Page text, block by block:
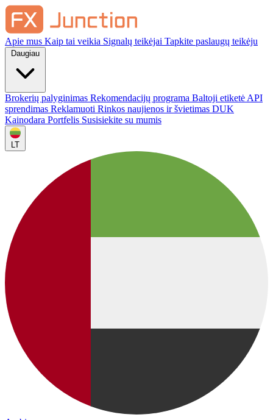
Apie mus Kaip tai veikia Signalų teikėjai Tapkite paslaugų teikėju
Brokerių palyginimas Rekomendacijų programa Baltoji etiketė API
sprendimas Reklamuoti Rinkos naujienos ir švietimas DUK
Kainodara Portfelis Susisiekite su mumis
LT